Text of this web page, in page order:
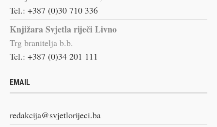
Tel.: +387 (0)30 710 336
Knjižara Svjetla riječi Livno
Trg branitelja b.b.
Tel.: +387 (0)34 201 111
EMAIL
redakcija@svjetlorijeci.ba